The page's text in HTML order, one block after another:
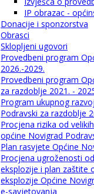
IP obrazac -
Donacije i sponzorstva
Obrasci
Sklopljeni ugovori
Provedbeni program
2026.-2029.
Provedbeni program
za razdoblje 2021. -
Program ukupnog
Podravski za razdoblje
Procjena rizika od
općine Novigrad
Plan rasvjete Općine
Procjena ugroženosti
eksplozije i plan zaštite
eksplozije Općine
e-savjetovanja